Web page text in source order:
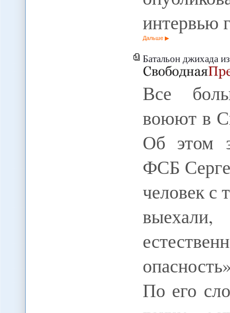
интервью
Дальше
Батальон джихада
Все
воюют в
Об этом
ФСБ
человек с
По его